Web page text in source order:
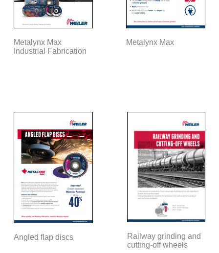
Metalynx Max
Industrial Fabrication
Metalynx Max
Angled flap discs
Railway grinding and
cutting-off wheels